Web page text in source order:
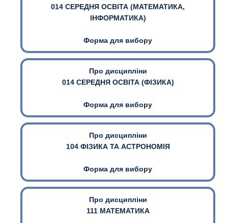
014 СЕРЕДНЯ ОСВІТА (МАТЕМАТИКА,
ІНФОРМАТИКА)
Форма для вибору
Про дисципліни
014 СЕРЕДНЯ ОСВІТА (ФІЗИКА)
Форма для вибору
Про дисципліни
104 ФІЗИКА ТА АСТРОНОМІЯ
Форма для вибору
Про дисципліни
111 МАТЕМАТИКА